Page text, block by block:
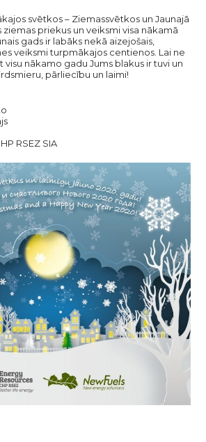
svētkos – Ziemassvētkos un Jaunajā
priekus un veiksmi visa nākamā
gads ir labāks nekā aizejošais,
veiksmi turpmākajos centienos. Lai ne
visu nākamo gadu Jums blakus ir tuvi un
pārliecību un laimi!
RSEZ SIA